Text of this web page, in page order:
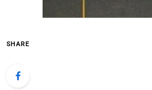
SHARE